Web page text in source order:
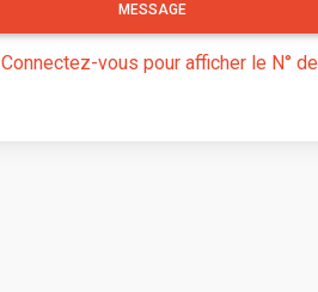
MESSAGE
Connectez-vous pour afficher le N° de